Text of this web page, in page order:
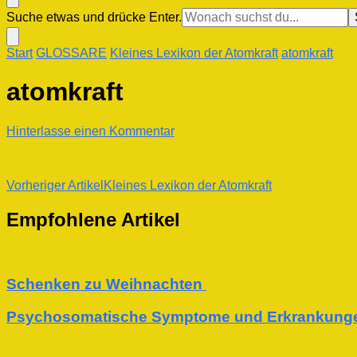
Suchst
du
nach
etwas?
Suche etwas und drücke Enter.
Start GLOSSARE Kleines Lexikon der Atomkraft atomkraft
atomkraft
Hinterlasse einen Kommentarzu
Beitragsnavigation
Vorheriger Artikel Kleines Lexikon der Atomkraft
Empfohlene Artikel
Schenken zu Weihnachten
Psychosomatische Symptome und